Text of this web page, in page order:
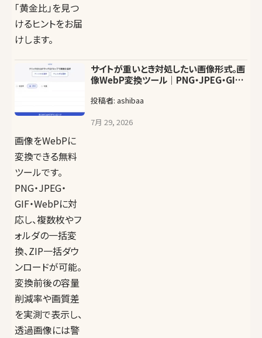
「黄金比」を見つ
けるヒントをお届
けします。
サイトが重いとき対処したい画像形式。画
像WebP変換ツール｜PNG・JPEG・GIF
投稿者: ashibaa
7月 29, 2026
画像をWebPに
変換できる無料
ツールです。
PNG・JPEG・
GIF・WebPに対
応し、複数枚やフ
ォルダの一括変
換、ZIP一括ダウ
ンロードが可能。
変換前後の容量
削減率や画質差
を実測で表示し、
透過画像には警